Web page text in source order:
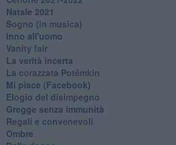
Natale 2021
Sogno (in musica)
Inno all'uomo
Vanity fair
La verità incerta
La corazzata Potëmkin
Mi piace (Facebook)
Elogio del disimpegno
Gregge senza immunità
Regali e convenevoli
Ombre